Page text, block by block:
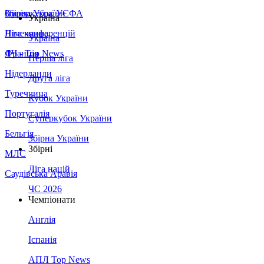
Збірна України
Італія
Німеччина
Франція
Нідерланди
Туреччина
Португалія
Бельгія
МЛС
Саудівська Аравія
Суперкубок УЄФА
Ліга конференцій
ЛЧ - Top News
Україна
Україна
Перша ліга
Друга ліга
Кубок України
Суперкубок України
Збірна України
Збірні
Ліга націй
ЧС 2026
Чемпіонати
Англія
Іспанія
АПЛ Top News